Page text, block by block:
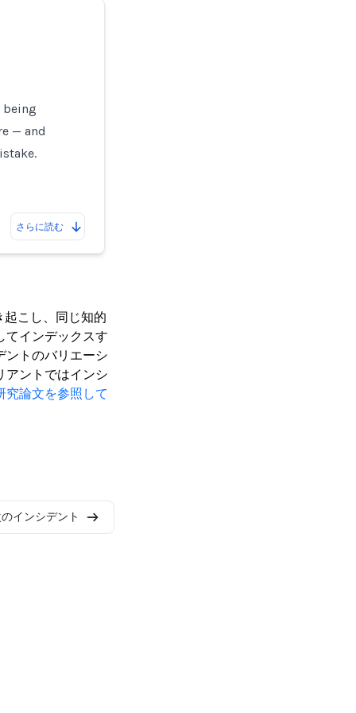
being
— and
さらに読む
こし、同じ知的
てインデックスす
ントのバリエーシ
アントではインシ
究論文を参照して
インシデント